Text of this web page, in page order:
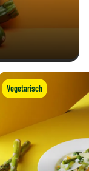
Vegetarisch